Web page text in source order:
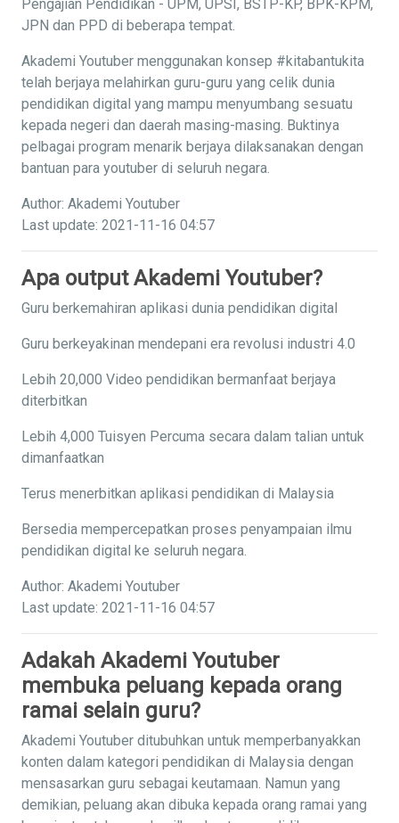
Pengajian Pendidikan - UPM, UPSI, BSTP-KP, BPK-KPM,
JPN dan PPD di beberapa tempat.
Akademi Youtuber menggunakan konsep #kitabantukita
telah berjaya melahirkan guru-guru yang celik dunia
pendidikan digital yang mampu menyumbang sesuatu
kepada negeri dan daerah masing-masing. Buktinya
pelbagai program menarik berjaya dilaksanakan dengan
bantuan para youtuber di seluruh negara.
Author: Akademi Youtuber
Last update: 2021-11-16 04:57
Apa output Akademi Youtuber?
Guru berkemahiran aplikasi dunia pendidikan digital
Guru berkeyakinan mendepani era revolusi industri 4.0
Lebih 20,000 Video pendidikan bermanfaat berjaya
diterbitkan
Lebih 4,000 Tuisyen Percuma secara dalam talian untuk
dimanfaatkan
Terus menerbitkan aplikasi pendidikan di Malaysia
Bersedia mempercepatkan proses penyampaian ilmu
pendidikan digital ke seluruh negara.
Author: Akademi Youtuber
Last update: 2021-11-16 04:57
Adakah Akademi Youtuber
membuka peluang kepada orang
ramai selain guru?
Akademi Youtuber ditubuhkan untuk memperbanyakkan
konten dalam kategori pendidikan di Malaysia dengan
mensasarkan guru sebagai keutamaan. Namun yang
demikian, peluang akan dibuka kepada orang ramai yang